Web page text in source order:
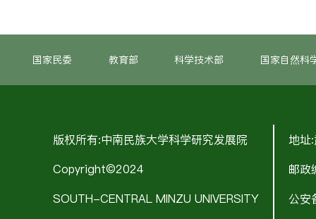
国家民委 教育部 科学技术部 国家自然科
版权所有:中南民族大学科学研究发展院
Copyright©2024
SOUTH-CENTRAL MINZU UNIVERSITY
地址
邮政
公